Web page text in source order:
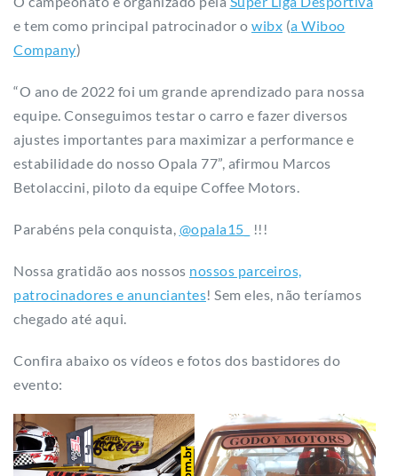
e tem como principal patrocinador o wibx (a Wiboo
Company)
“O ano de 2022 foi um grande aprendizado para nossa
equipe. Conseguimos testar o carro e fazer diversos
ajustes importantes para maximizar a performance e
estabilidade do nosso Opala 77”, afirmou Marcos
Betolaccini, piloto da equipe Coffee Motors.
Parabéns pela conquista, @opala15_ !!!
Nossa gratidão aos nossos nossos parceiros,
patrocinadores e anunciantes! Sem eles, não teríamos
chegado até aqui.
Confira abaixo os vídeos e fotos dos bastidores do
evento: